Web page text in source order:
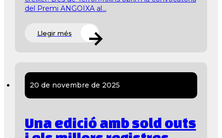
del Premi ANGOIXA al...
Llegir més
20 de novembre de 2025
Una edició amb sold outs